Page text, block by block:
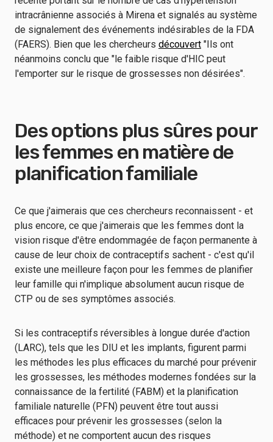
intracrânienne associés à Mirena et signalés au système
de signalement des événements indésirables de la FDA
(FAERS). Bien que les chercheurs découvert "Ils ont
néanmoins conclu que "le faible risque d'HIC peut
l'emporter sur le risque de grossesses non désirées".
Des options plus sûres pour
les femmes en matière de
planification familiale
Ce que j'aimerais que ces chercheurs reconnaissent - et
plus encore, ce que j'aimerais que les femmes dont la
vision risque d'être endommagée de façon permanente à
cause de leur choix de contraceptifs sachent - c'est qu'il
existe une meilleure façon pour les femmes de planifier
leur famille qui n'implique absolument aucun risque de
CTP ou de ses symptômes associés.
Si les contraceptifs réversibles à longue durée d'action
(LARC), tels que les DIU et les implants, figurent parmi
les méthodes les plus efficaces du marché pour prévenir
les grossesses, les méthodes modernes fondées sur la
connaissance de la fertilité (FABM) et la planification
familiale naturelle (PFN) peuvent être tout aussi
efficaces pour prévenir les grossesses (selon la
méthode) et ne comportent aucun des risques